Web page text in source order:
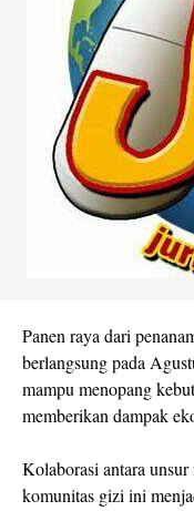
Panen raya dari
berlangsung pada
mampu menopang
memberikan dampak
Kolaborasi antara
komunitas gizi ini